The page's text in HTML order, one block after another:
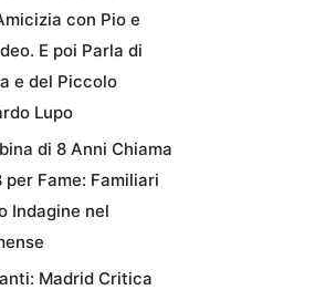
con Pio e
E poi Parla di
e del Piccolo
Lupo
di 8 Anni Chiama
per Fame: Familiari
Indagine nel
Madrid Critica